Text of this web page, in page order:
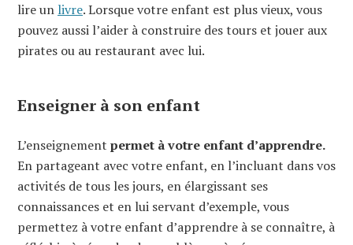
lire un livre. Lorsque votre enfant est plus vieux, vous
pouvez aussi l’aider à construire des tours et jouer aux
pirates ou au restaurant avec lui.
Enseigner à son enfant
L’enseignement permet à votre enfant d’apprendre.
En partageant avec votre enfant, en l’incluant dans vos
activités de tous les jours, en élargissant ses
connaissances et en lui servant d’exemple, vous
permettez à votre enfant d’apprendre à se connaître, à